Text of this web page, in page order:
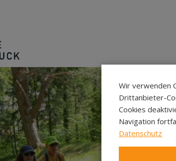
Wir verwenden
Drittanbieter-
Cookies
Navigation
Datenschutz